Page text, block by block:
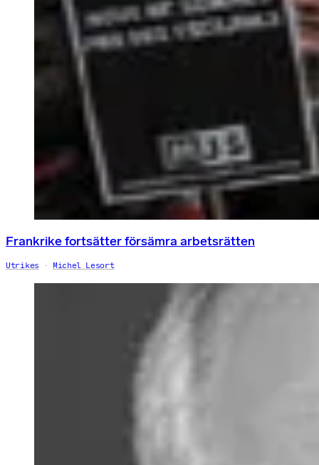
Frankrike fortsätter försämra arbetsrätten
Utrikes Michel Lesort